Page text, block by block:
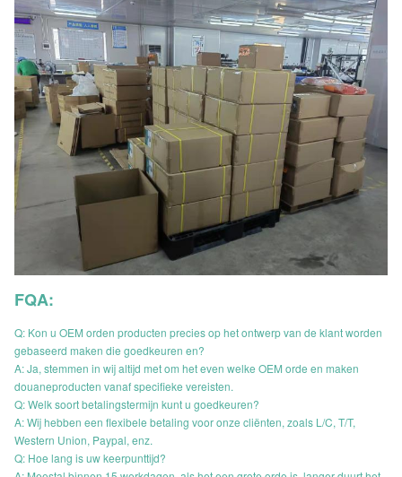
FQA:
Q: Kon u OEM orden producten precies op het ontwerp van de klant worden
gebaseerd maken die goedkeuren en?
A: Ja, stemmen in wij altijd met om het even welke OEM orde en maken
douaneproducten vanaf specifieke vereisten.
Q: Welk soort betalingstermijn kunt u goedkeuren?
A: Wij hebben een flexibele betaling voor onze cliënten, zoals L/C, T/T,
Western Union, Paypal, enz.
Q: Hoe lang is uw keerpunttijd?